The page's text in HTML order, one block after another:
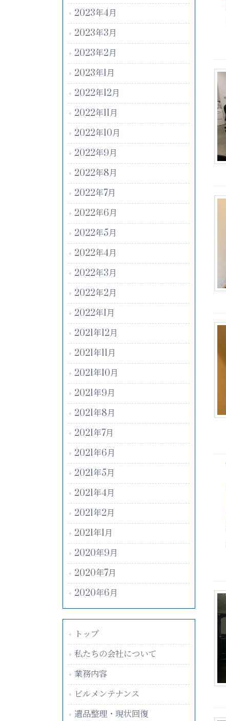
2023年4月
2023年3月
2023年2月
2023年1月
2022年12月
2022年11月
2022年10月
2022年9月
2022年8月
2022年7月
2022年6月
2022年5月
2022年4月
2022年3月
2022年2月
2022年1月
2021年12月
2021年11月
2021年10月
2021年9月
2021年8月
2021年7月
2021年6月
2021年5月
2021年4月
2021年2月
2021年1月
2020年9月
2020年7月
2020年6月
トップ
私たちの会社について
業務内容
ビルメンテナンス
遺品整理・現状回復